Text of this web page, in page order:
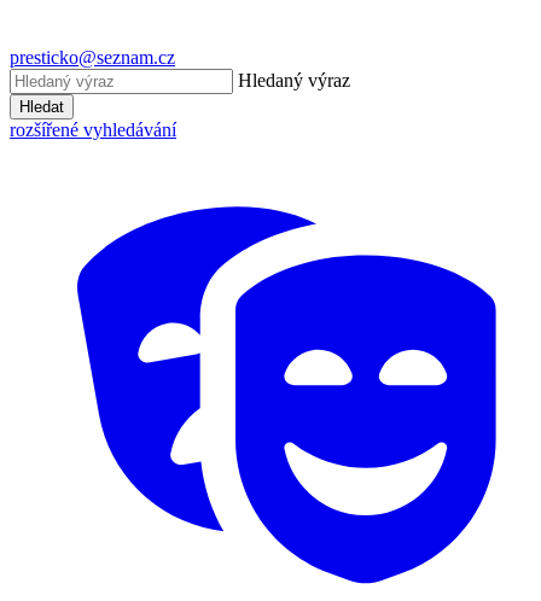
presticko@seznam.cz
Hledaný výraz
Hledat
rozšířené vyhledávání